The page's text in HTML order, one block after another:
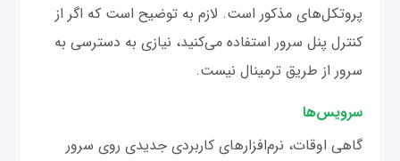
پروتکل‌های مذکور است. لازم به توضیح است که اگر از
کنترل پنل سرور استفاده می‌کنید، نیازی به دسترسی به
سرور از طریق ترمینال نیست.
سرویس‌ها
گاهی اوقات، نرم‌افزارهای کاربردی جدیدی روی سرور